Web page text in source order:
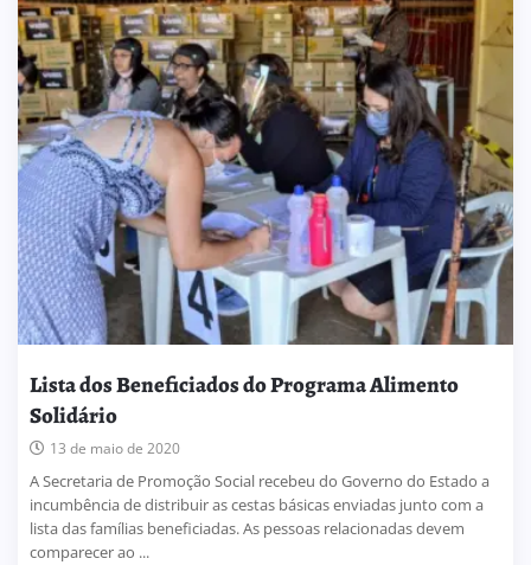
Lista dos Beneficiados do Programa Alimento
Solidário
13 de maio de 2020
A Secretaria de Promoção Social recebeu do Governo do Estado a
incumbência de distribuir as cestas básicas enviadas junto com a
lista das famílias beneficiadas. As pessoas relacionadas devem
comparecer ao ...